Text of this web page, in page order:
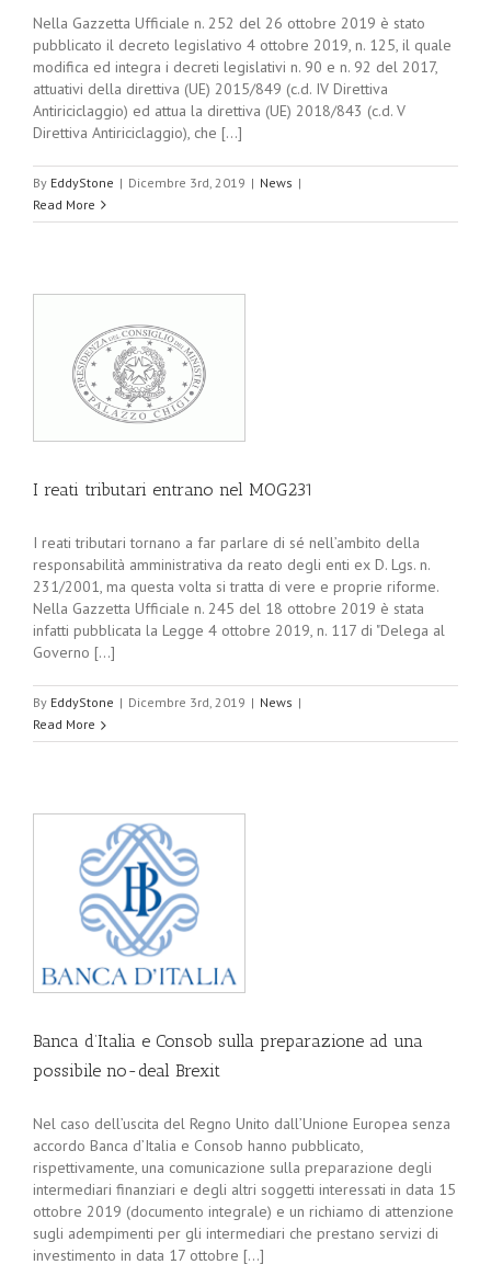
Nella Gazzetta Ufficiale n. 252 del 26 ottobre 2019 è stato
pubblicato il decreto legislativo 4 ottobre 2019, n. 125, il quale
modifica ed integra i decreti legislativi n. 90 e n. 92 del 2017,
attuativi della direttiva (UE) 2015/849 (c.d. IV Direttiva
Antiriciclaggio) ed attua la direttiva (UE) 2018/843 (c.d. V
Direttiva Antiriciclaggio), che [...]
By EddyStone | Dicembre 3rd, 2019 | News |
Read More
I reati tributari entrano nel MOG231
I reati tributari tornano a far parlare di sé nell’ambito della
responsabilità amministrativa da reato degli enti ex D. Lgs. n.
231/2001, ma questa volta si tratta di vere e proprie riforme.
Nella Gazzetta Ufficiale n. 245 del 18 ottobre 2019 è stata
infatti pubblicata la Legge 4 ottobre 2019, n. 117 di "Delega al
Governo [...]
By EddyStone | Dicembre 3rd, 2019 | News |
Read More
Banca d’Italia e Consob sulla preparazione ad una
possibile no-deal Brexit
Nel caso dell’uscita del Regno Unito dall’Unione Europea senza
accordo Banca d’Italia e Consob hanno pubblicato,
rispettivamente, una comunicazione sulla preparazione degli
intermediari finanziari e degli altri soggetti interessati in data 15
ottobre 2019 (documento integrale) e un richiamo di attenzione
sugli adempimenti per gli intermediari che prestano servizi di
investimento in data 17 ottobre [...]